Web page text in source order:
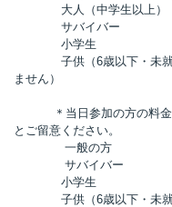
大人（中学生以上） ３
サバイバー １００
小学生 １０００
子供（6歳以下・未就
ません）
＊当日参加の方の料金と
とご留意ください。
一般の方 ３５００
サバイバー １２０
小学生 １２０
子供（6歳以下・未就